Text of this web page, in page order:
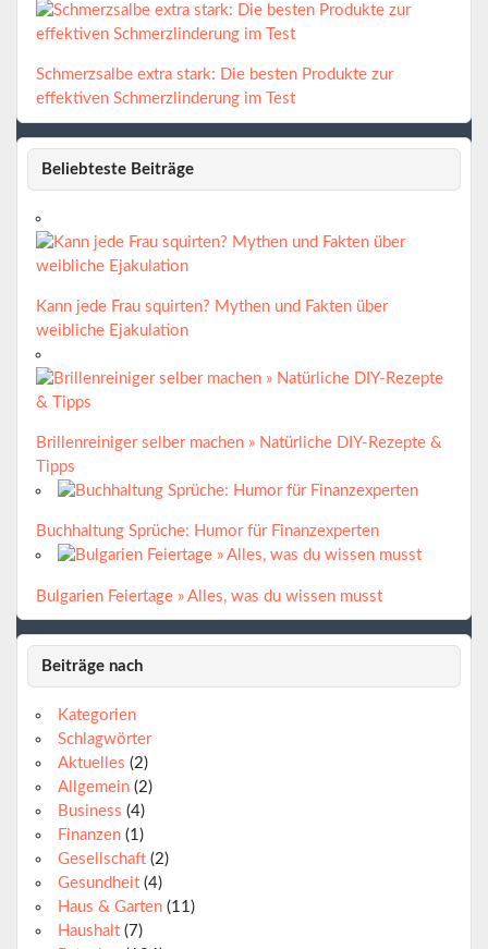
Schmerzsalbe extra stark: Die besten Produkte zur
effektiven Schmerzlinderung im Test
Beliebteste Beiträge
Kann jede Frau squirten? Mythen und Fakten über
weibliche Ejakulation
Brillenreiniger selber machen » Natürliche DIY-Rezepte &
Tipps
Buchhaltung Sprüche: Humor für Finanzexperten
Bulgarien Feiertage » Alles, was du wissen musst
Beiträge nach
Kategorien
Schlagwörter
Aktuelles (2)
Allgemein (2)
Business (4)
Finanzen (1)
Gesellschaft (2)
Gesundheit (4)
Haus & Garten (11)
Haushalt (7)